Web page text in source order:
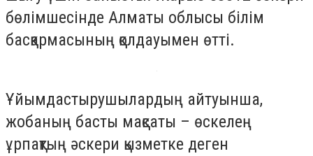
бөлімшесінде Алматы облысы білім
басқармасының қолдауымен өтті.
Ұйымдастырушылардың айтуынша,
жобаның басты мақсаты – өскелең
ұрпақтың әскери қызметке деген